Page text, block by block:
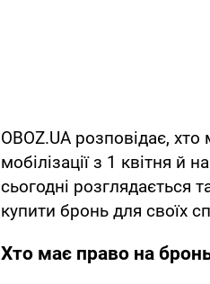
OBOZ.UA розповідає,
мобілізації з 1 квітня й
сьогодні розглядається
купити бронь для своїх
Хто має право на бронь